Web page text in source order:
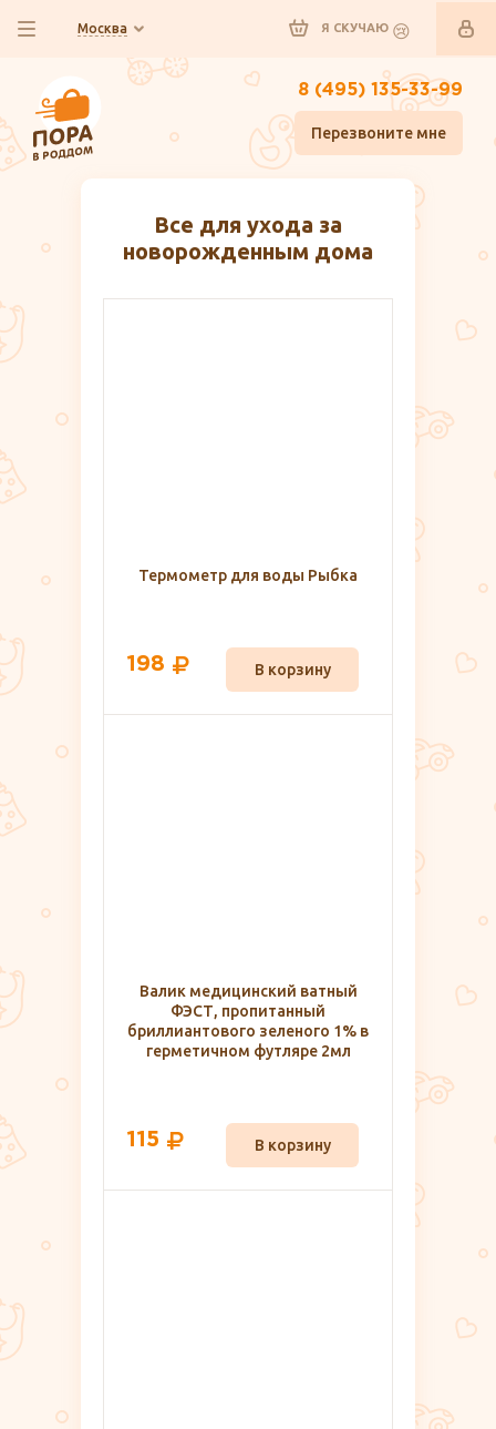
Москва Я СКУЧАЮ
8 (495) 135-33-99
Перезвоните мне
Все для ухода за
новорожденным дома
Термометр для воды Рыбка
198 В корзину
Валик медицинский ватный
ФЭСТ, пропитанный
бриллиантового зеленого 1% в
герметичном футляре 2мл
115 В корзину